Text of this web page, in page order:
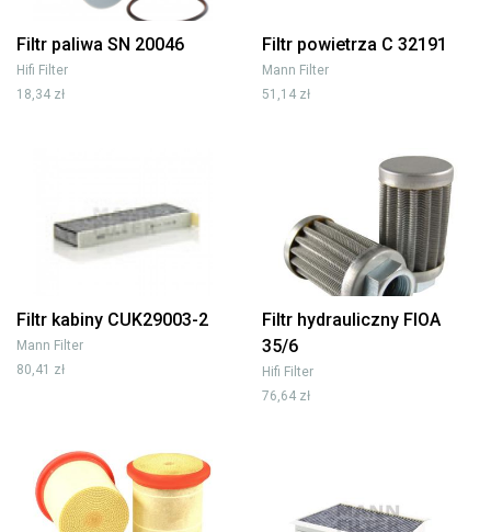
Filtr paliwa SN 20046
Hifi Filter
18,34 zł
Filtr powietrza C 32191
Mann Filter
51,14 zł
Filtr kabiny CUK29003-2
Mann Filter
80,41 zł
Filtr hydrauliczny FIOA
35/6
Hifi Filter
76,64 zł